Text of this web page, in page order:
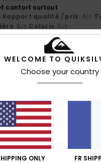
confort surtout
Rapport qualité / prix: 4/5
: 5 /5 Coloris: 5 /5
ce produit
5/5
2026
Rapport qualité / prix
: 5/5 Coloris
ce produit
WELCOME TO
Choose your country
ONLY FR